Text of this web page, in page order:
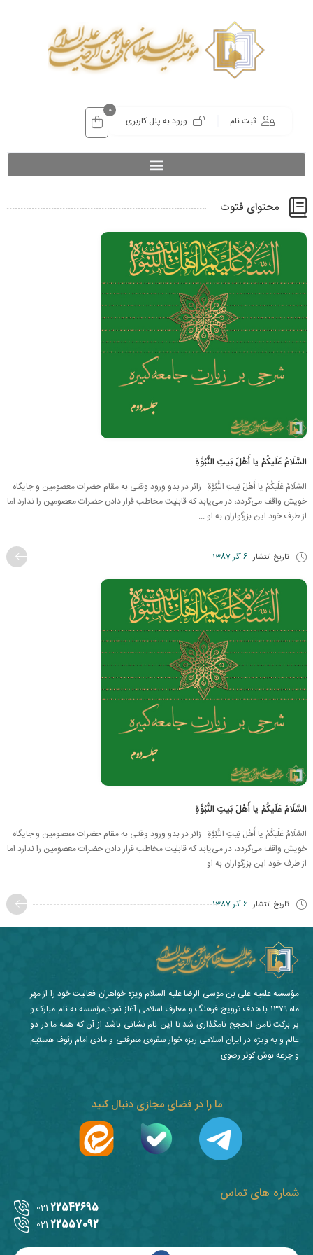
ثبت نام ورود به پنل کاربری
0
محتوای فتوت
السَّلَامُ عَلَیكُمْ یا أَهْلَ بَیتِ النُّبُوَّةِ
السَّلَامُ عَلَیكُمْ یا أَهْلَ بَیتِ النُّبُوَّةِ زائر در بدو ورود وقتی به مقام حضرات معصومین و جایگاه
خویش واقف می‌گردد، در می‌یابد که قابلیت مخاطب قرار دادن حضرات معصومین را ندارد اما
از طرف خود این بزرگواران به او ...
تاریخ انتشار 6 آذر 1387
السَّلَامُ عَلَیكُمْ یا أَهْلَ بَیتِ النُّبُوَّةِ
السَّلَامُ عَلَیكُمْ یا أَهْلَ بَیتِ النُّبُوَّةِ زائر در بدو ورود وقتی به مقام حضرات معصومین و جایگاه
خویش واقف می‌گردد، در می‌یابد که قابلیت مخاطب قرار دادن حضرات معصومین را ندارد اما
از طرف خود این بزرگواران به او ...
تاریخ انتشار 6 آذر 1387
شماره های تماس
22542695
021
22557092
021
ما را در فضای مجازی دنبال کنید
مؤسسه علمیه علی بن موسی الرضا علیه السلام ویژه خواهران فعالیت خود را از مهر
ماه ۱۳۷۹ با هدف ترویج فرهنگ و معارف اسلامی آغاز نمود.مؤسسه به نام مبارک و
پر برکت ثامن الحجج نامگذاری شد تا این نام نشانی باشد از آن که همه ما در دو
عالم و به ویژه در ایران اسلامی ریزه خوار سفره‌ی معرفتی و مادی امام رئوف هستیم
و جرعه نوش کوثر رضوی.